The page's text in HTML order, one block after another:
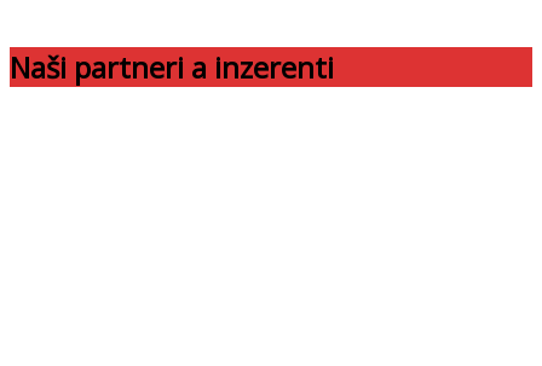
Naši partneri a inzerenti